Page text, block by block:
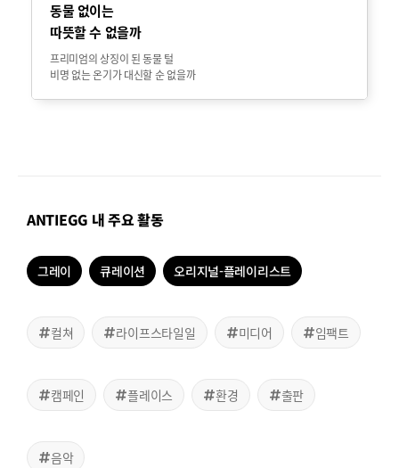
동물 없이는
따뜻할 수 없을까
프리미엄의 상징이 된 동물 털
비명 없는 온기가 대신할 순 없을까
ANTIEGG 내 주요 활동
그레이 큐레이션 오리지널-플레이리스트
컬쳐 라이프스타일일 미디어 임팩트
캠페인 플레이스 환경 출판
음악